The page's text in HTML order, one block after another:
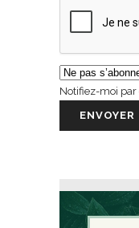
Notifiez-moi par